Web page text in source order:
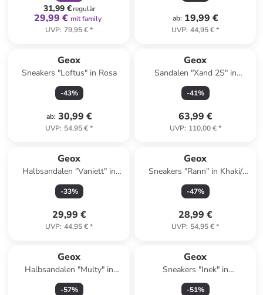
31,99 €regulär
29,99 € mit family
UVP: 79,95 €*
ab: 19,99 €
UVP: 44,95 €*
Geox
Sneakers "Loftus" in Rosa
-43%
ab: 30,99 €
UVP: 54,95 €*
Geox
Sandalen "Xand 2S" in
Hellbraun
-41%
63,99 €
UVP: 110,00 €*
Geox
Halbsandalen "Vaniett" in
Dunkelblau
-33%
29,99 €
UVP: 44,95 €*
Geox
Sneakers "Rann" in Khaki/
Blau
-47%
28,99 €
UVP: 54,95 €*
Geox
Halbsandalen "Multy" in
Dunkelblau/ Orange
-57%
Geox
Sneakers "Inek" in
Dunkelblau/ Orange
-51%